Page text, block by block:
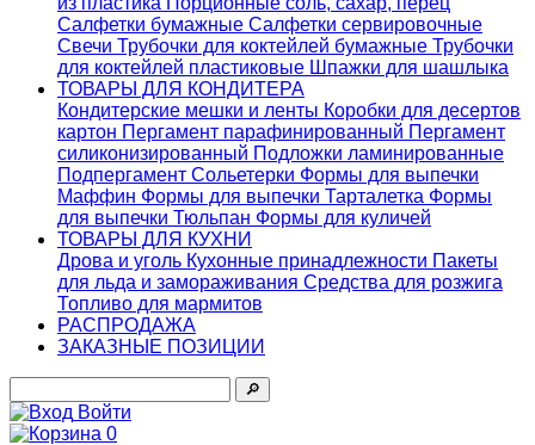
Салфетки бумажные Салфетки сервировочные
Свечи Трубочки для коктейлей бумажные Трубочки
для коктейлей пластиковые Шпажки для шашлыка
ТОВАРЫ ДЛЯ КОНДИТЕРА
Кондитерские мешки и ленты Коробки для десертов
картон Пергамент парафинированный Пергамент
силиконизированный Подложки ламинированные
Подпергамент Сольетерки Формы для выпечки
Маффин Формы для выпечки Тарталетка Формы
для выпечки Тюльпан Формы для куличей
ТОВАРЫ ДЛЯ КУХНИ
Дрова и уголь Кухонные принадлежности Пакеты
для льда и замораживания Средства для розжига
Топливо для мармитов
РАСПРОДАЖА
ЗАКАЗНЫЕ ПОЗИЦИИ
🔎︎
Войти
0